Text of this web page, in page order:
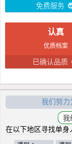
免费服务
认真
优质档案
已确认品质
我们努力
在以下地区寻找单身